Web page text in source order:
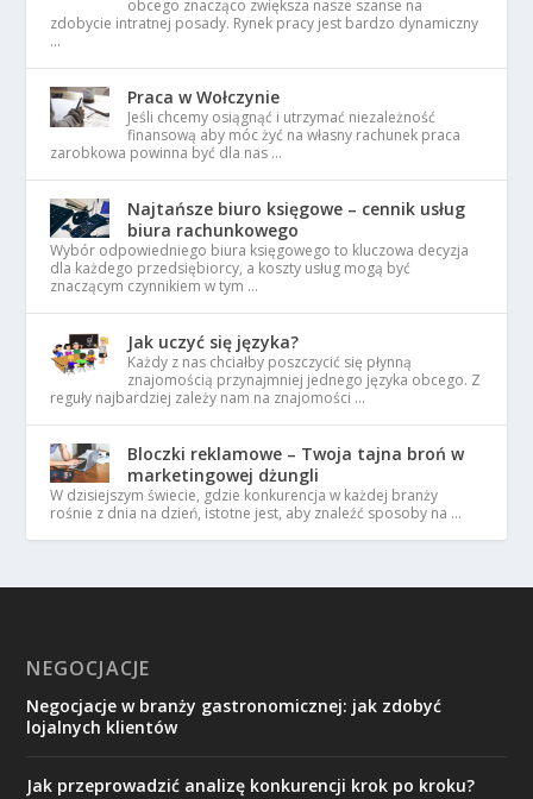
obcego znacząco zwiększa nasze szanse na
zdobycie intratnej posady. Rynek pracy jest bardzo dynamiczny
…
Praca w Wołczynie
Jeśli chcemy osiągnąć i utrzymać niezależność
finansową aby móc żyć na własny rachunek praca
zarobkowa powinna być dla nas …
Najtańsze biuro księgowe – cennik usług
biura rachunkowego
Wybór odpowiedniego biura księgowego to kluczowa decyzja
dla każdego przedsiębiorcy, a koszty usług mogą być
znaczącym czynnikiem w tym …
Jak uczyć się języka?
Każdy z nas chciałby poszczycić się płynną
znajomością przynajmniej jednego języka obcego. Z
reguły najbardziej zależy nam na znajomości …
Bloczki reklamowe – Twoja tajna broń w
marketingowej dżungli
W dzisiejszym świecie, gdzie konkurencja w każdej branży
rośnie z dnia na dzień, istotne jest, aby znaleźć sposoby na …
NEGOCJACJE
Negocjacje w branży gastronomicznej: jak zdobyć
lojalnych klientów
Jak przeprowadzić analizę konkurencji krok po kroku?